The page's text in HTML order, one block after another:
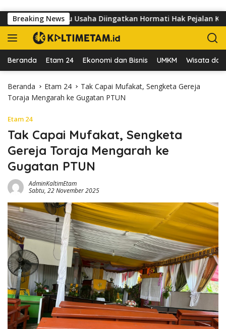
Breaking News
Pelaku Usaha Diingatkan Hormati Hak Pejalan Kaki
Beranda Etam 24 Ekonomi dan Bisnis UMKM Wisata dan
Beranda Etam 24
Tak Capai Mufakat, Sengketa Gereja
Toraja Mengarah ke Gugatan PTUN
Etam 24
Tak Capai Mufakat, Sengketa
Gereja Toraja Mengarah ke
Gugatan PTUN
AdminKaltimEtam
Sabtu, 22 November 2025